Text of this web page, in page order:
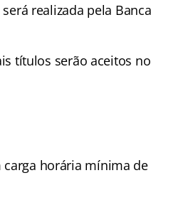
realizada pela Banca
títulos serão aceitos no
carga horária mínima de